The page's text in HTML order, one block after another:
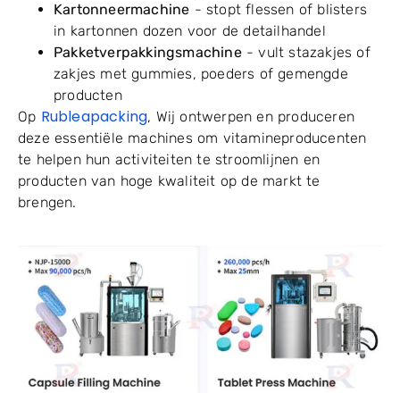
Kartonneermachine - stopt flessen of blisters
in kartonnen dozen voor de detailhandel
Pakketverpakkingsmachine- vult stazakjes of
zakjes met gummies, poeders of gemengde
producten
Op Rubleapacking, Wij ontwerpen en produceren
deze essentiële machines om vitamineproducenten
te helpen hun activiteiten te stroomlijnen en
producten van hoge kwaliteit op de markt te
brengen.